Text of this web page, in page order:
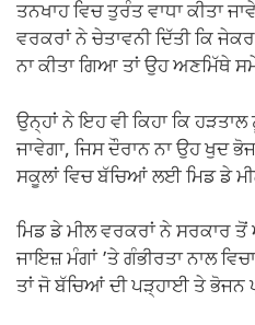
ਤਨਖਾਹ ਵਿਚ ਤੁਰੰਤ ਵਾਧਾ ਕੀਤਾ
ਵਰਕਰਾਂ ਨੇ ਚੇਤਾਵਨੀ ਦਿੱਤੀ ਕਿ
ਨਾ ਕੀਤਾ ਗਿਆ ਤਾਂ ਉਹ ਅਣਮਿੱਥੇ
ਉਨ੍ਹਾਂ ਨੇ ਇਹ ਵੀ ਕਿਹਾ ਕਿ
ਜਾਵੇਗਾ, ਜਿਸ ਦੌਰਾਨ ਨਾ ਉਹ ਖੁਦ
ਸਕੂਲਾਂ ਵਿਚ ਬੱਚਿਆਂ ਲਈ ਮਿਡ ਡੇ
ਮਿਡ ਡੇ ਮੀਲ ਵਰਕਰਾਂ ਨੇ ਸਰਕਾਰ ਤੋਂ
ਜਾਇਜ਼ ਮੰਗਾਂ ’ਤੇ ਗੰਭੀਰਤਾ ਨਾਲ
ਤਾਂ ਜੋ ਬੱਚਿਆਂ ਦੀ ਪੜ੍ਹਾਈ ਤੇ